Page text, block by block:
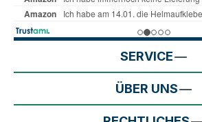
SERVICE
ÜBER UNS